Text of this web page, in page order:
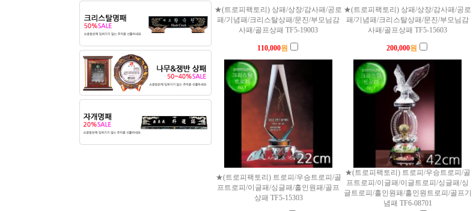
★(트로피팩토리) 상패/상장/감사패/공로
패/기념패/크리스탈상패/문진/부모님감
사패/골프상패 TF5-19003
★(트로피팩토리) 상패/상장/감사패/공로
패/기념패/크리스탈상패/문진/부모님감
사패/골프상패 TF5-15603
110,000원 200,000원
★(트로피팩토리) 트로피/우승트로피/골
프트로피/이글패/싱글패/홀인원패/골프
상패 TF5-15303
★(트로피팩토리) 트로피/우승트로피/골
프트로피/이글패/이글트로피/싱글패/싱
글트로피/홀인원패/홀인원트로피/골프기
념패 TF6-08701